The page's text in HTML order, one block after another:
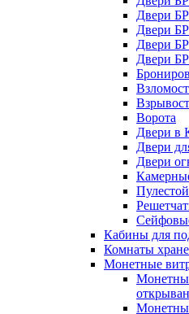
Двери
Двери
Двери
Двери
Ворота
Двери
Двери
Двери
Кабины для
Комнаты
Монетные